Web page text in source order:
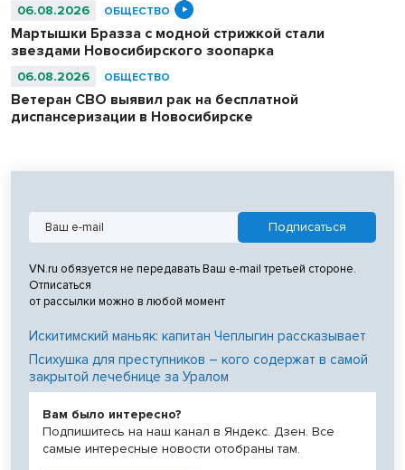
06.08.2026 ОБЩЕСТВО
Мартышки Бразза с модной стрижкой стали
звездами Новосибирского зоопарка
06.08.2026 ОБЩЕСТВО
Ветеран СВО выявил рак на бесплатной
диспансеризации в Новосибирске
VN.ru обязуется не передавать Ваш e-mail третьей стороне.
Отписаться
от рассылки можно в любой момент
Искитимский маньяк: капитан Чеплыгин рассказывает
Психушка для преступников – кого содержат в самой
закрытой лечебнице за Уралом
Вам было интересно?
Подпишитесь на наш канал в Яндекс. Дзен. Все
самые интересные новости отобраны там.